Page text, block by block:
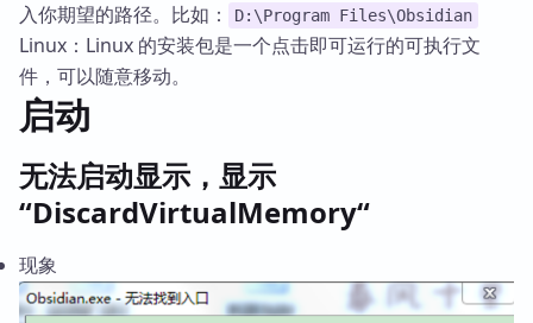
入你期望的路径。比如：
D:\Program Files\Obsidian
Linux：Linux 的安装包是一个点击即可运行的可执行文
件，可以随意移动。
启动
无法启动显示，显示
“DiscardVirtualMemory“
现象